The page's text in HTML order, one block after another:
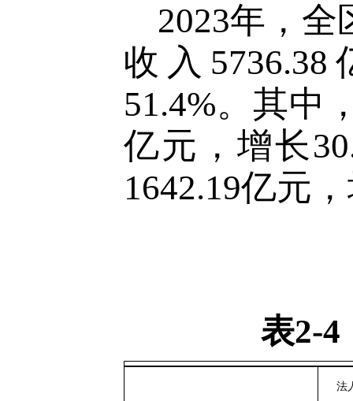
2023年，全
收入 5736.38
51.4%。其中
亿元，增长
1642.19亿元
表2-4
法